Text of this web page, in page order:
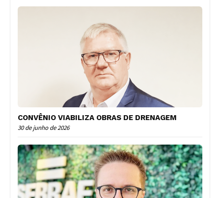
CONVÊNIO VIABILIZA OBRAS DE DRENAGEM
30 de junho de 2026